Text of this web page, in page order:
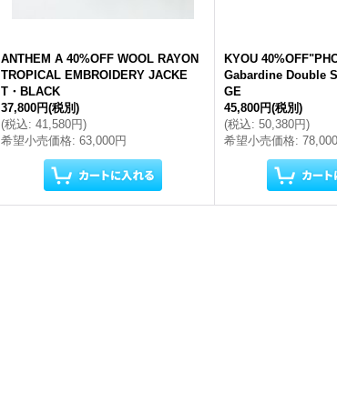
ANTHEM A 40%OFF WOOL RAYON
TROPICAL EMBROIDERY JACKE
T・BLACK
37,800円(税別)
(税込: 41,580円)
希望小売価格: 63,000円
KYOU
Gabardine Double
GE
45,800円(税別)
(税込: 50,380円)
希望小売価格: